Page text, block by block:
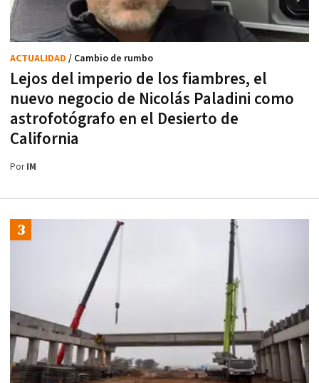
Lejos del imperio de los fiambres, el
nuevo negocio de Nicolás Paladini como
astrofotógrafo en el Desierto de
California
ACTUALIDAD / Cambio de rumbo
PorIM